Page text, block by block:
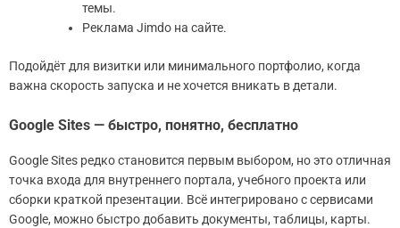
темы.
Реклама Jimdo на сайте.
Подойдёт для визитки или минимального портфолио, когда
важна скорость запуска и не хочется вникать в детали.
Google Sites — быстро, понятно, бесплатно
Google Sites редко становится первым выбором, но это отличная
точка входа для внутреннего портала, учебного проекта или
сборки краткой презентации. Всё интегрировано с сервисами
Google, можно быстро добавить документы, таблицы, карты.